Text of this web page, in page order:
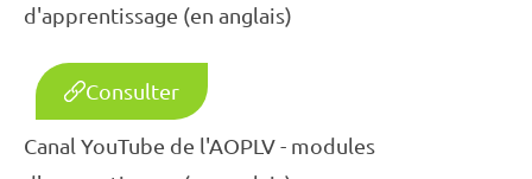
d'apprentissage (en anglais)
Consulter
Canal YouTube de l'AOPLV - modules